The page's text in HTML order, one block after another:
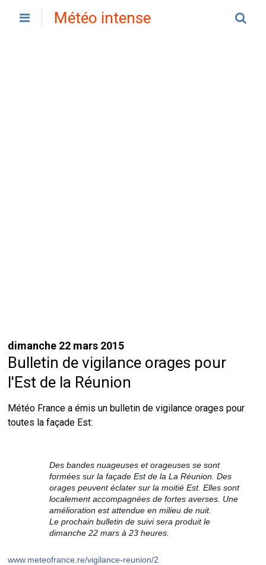
Météo intense
dimanche 22 mars 2015
Bulletin de vigilance orages pour
l'Est de la Réunion
Météo France a émis un bulletin de vigilance orages pour
toutes la façade Est:
Des bandes nuageuses et orageuses se sont
formées sur la façade Est de la La Réunion. Des
orages peuvent éclater sur la moitié Est. Elles sont
localement accompagnées de fortes averses. Une
amélioration est attendue en milieu de nuit.
Le prochain bulletin de suivi sera produit le
dimanche 22 mars à 23 heures.
www.meteofrance.re/vigilance-reunion/2